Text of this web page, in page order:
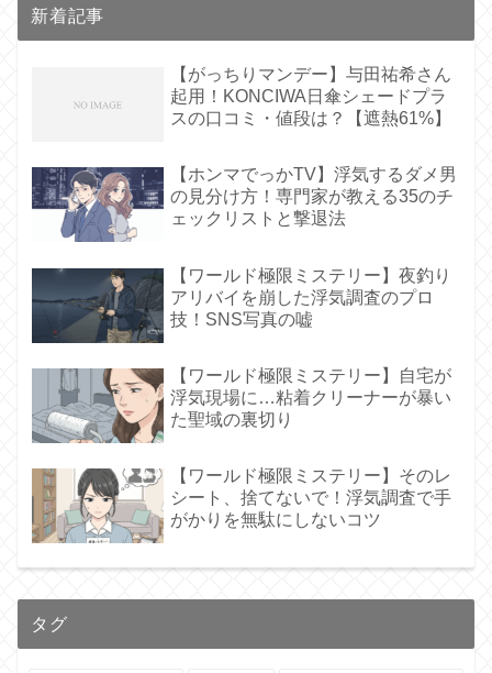
新着記事
【がっちりマンデー】与田祐希さん
起用！KONCIWA日傘シェードプラ
スの口コミ・値段は？【遮熱61%】
【ホンマでっかTV】浮気するダメ男
の見分け方！専門家が教える35のチ
ェックリストと撃退法
【ワールド極限ミステリー】夜釣り
アリバイを崩した浮気調査のプロ
技！SNS写真の嘘
【ワールド極限ミステリー】自宅が
浮気現場に…粘着クリーナーが暴い
た聖域の裏切り
【ワールド極限ミステリー】そのレ
シート、捨てないで！浮気調査で手
がかりを無駄にしないコツ
タグ